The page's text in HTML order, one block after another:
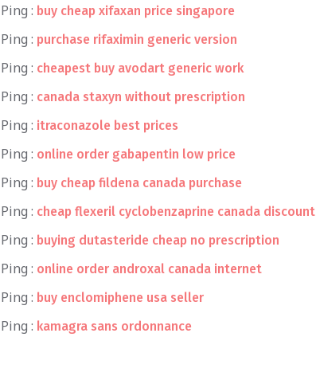
Ping : buy cheap xifaxan price singapore
Ping : purchase rifaximin generic version
Ping : cheapest buy avodart generic work
Ping : canada staxyn without prescription
Ping : itraconazole best prices
Ping : online order gabapentin low price
Ping : buy cheap fildena canada purchase
Ping : cheap flexeril cyclobenzaprine canada discount
Ping : buying dutasteride cheap no prescription
Ping : online order androxal canada internet
Ping : buy enclomiphene usa seller
Ping : kamagra sans ordonnance